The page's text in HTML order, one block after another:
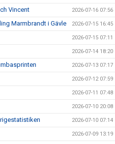
Vincent 2026-07-16 07:56
Marmbrandt i Gävle 2026-07-15 16:45
2026-07-15 07:11
2026-07-14 18:20
2026-07-13 07:17
2026-07-12 07:59
2026-07-11 07:48
2026-07-10 20:08
2026-07-10 07:14
2026-07-09 13:19